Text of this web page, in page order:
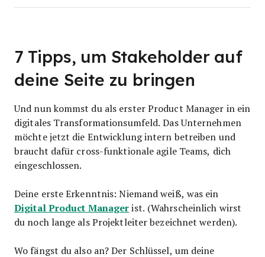
7 Tipps, um Stakeholder auf
deine Seite zu bringen
Und nun kommst du als erster Product Manager in ein
digitales Transformationsumfeld. Das Unternehmen
möchte jetzt die Entwicklung intern betreiben und
braucht dafür cross-funktionale agile Teams, dich
eingeschlossen.
Deine erste Erkenntnis: Niemand weiß, was ein
Digital Product Managerist. (Wahrscheinlich wirst
du noch lange als Projektleiter bezeichnet werden).
Wo fängst du also an? Der Schlüssel, um deine